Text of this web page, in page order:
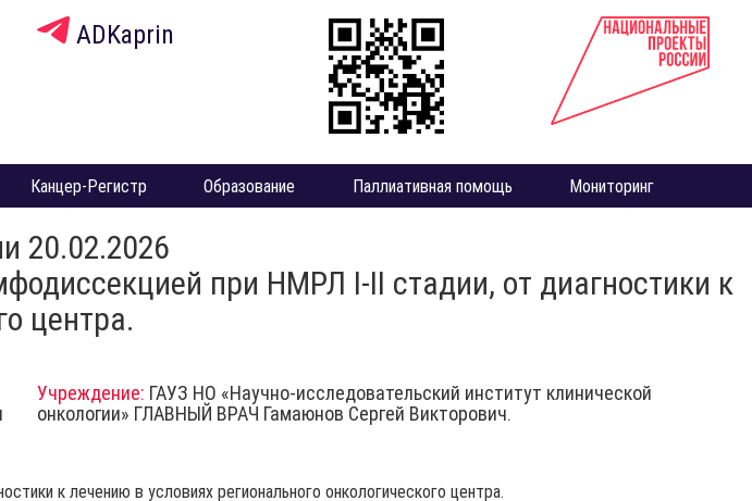
ADKaprin
Канцер-Регистр Образование Паллиативная помощь Мониторинг
20.02.2026
при НМРЛ I-II стадии, от диагностики к
центра.
Учреждение: ГАУЗ НО «Научно-исследовательский институт клинической
онкологии» ГЛАВНЫЙ ВРАЧ Гамаюнов Сергей Викторович.
к лечению в условиях регионального онкологического центра.